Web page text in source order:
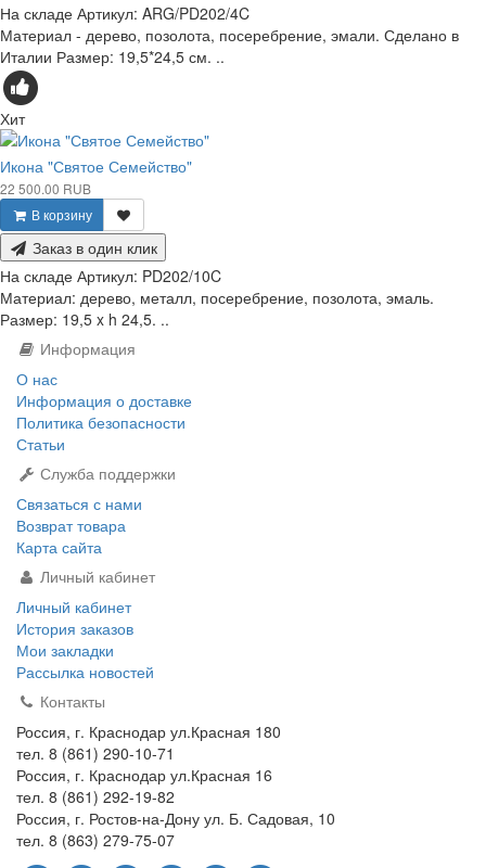
На складе Артикул: ARG/PD202/4C
Материал - дерево, позолота, посеребрение, эмали. Сделано в
Италии Размер: 19,5*24,5 см. ..
Хит
Икона "Святое Семейство"
22 500.00 RUB
В корзину
Заказ в один клик
На складе Артикул: PD202/10C
Материал: дерево, металл, посеребрение, позолота, эмаль.
Размер: 19,5 x h 24,5. ..
Информация
О нас
Информация о доставке
Политика безопасности
Статьи
Служба поддержки
Связаться с нами
Возврат товара
Карта сайта
Личный кабинет
Личный кабинет
История заказов
Мои закладки
Рассылка новостей
Контакты
Россия, г. Краснодар ул.Красная 180
тел. 8 (861) 290-10-71
Россия, г. Краснодар ул.Красная 16
тел. 8 (861) 292-19-82
Россия, г. Ростов-на-Дону ул. Б. Садовая, 10
тел. 8 (863) 279-75-07